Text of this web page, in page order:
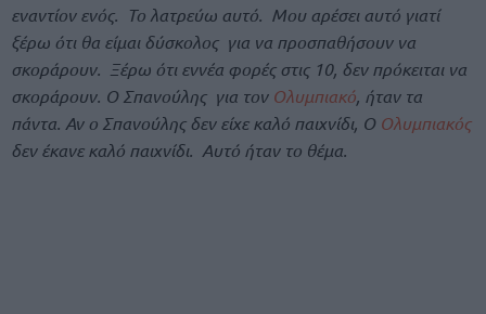
εναντίον ενός. Το λατρεύω αυτό. Μου αρέσει αυτό γιατί
ξέρω ότι θα είμαι δύσκολος για να προσπαθήσουν να
σκοράρουν. Ξέρω ότι εννέα φορές στις 10, δεν πρόκειται να
σκοράρουν. Ο Σπανούλης για τον Ολυμπιακό, ήταν τα
πάντα. Αν ο Σπανούλης δεν είχε καλό παιχνίδι, Ο Ολυμπιακός
δεν έκανε καλό παιχνίδι. Αυτό ήταν το θέμα.